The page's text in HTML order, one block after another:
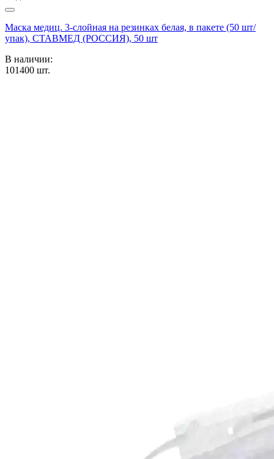
Маска медиц. 3-слойная на резинках белая, в пакете (50 шт/
упак), СТАВМЕД (РОССИЯ), 50 шт
В наличии:
101400 шт.